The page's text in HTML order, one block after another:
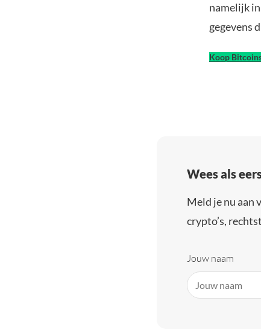
namelijk
gegevens
Koop
Wees als
Meld je nu aan
crypto’s,
Jouw naam